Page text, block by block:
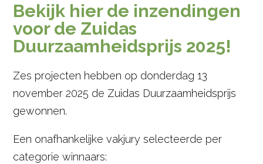
Bekijk hier de inzendingen
voor de Zuidas
Duurzaamheidsprijs 2025!
Zes projecten hebben op donderdag 13
november 2025 de Zuidas Duurzaamheidsprijs
gewonnen.
Een onafhankelijke vakjury selecteerde per
categorie winnaars: